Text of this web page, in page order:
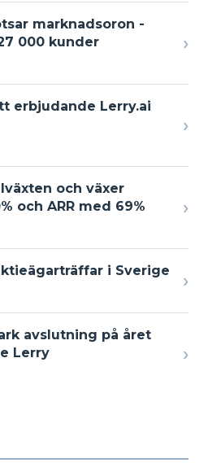
marknadsoron -
000 kunder
›
erbjudande Lerry.ai
›
och växer
och ARR med 69%
›
i Sverige ›
avslutning på året
Lerry
›